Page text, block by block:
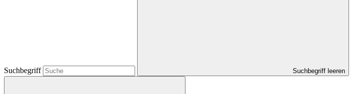
Suchbegriff Suchbegriff leeren